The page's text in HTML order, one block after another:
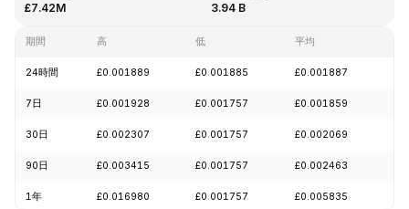
£7.42M 3.94 B
期間 高 低 平均
24時間 £0.001889 £0.001885 £0.001887
7日 £0.001928 £0.001757 £0.001859
30日 £0.002307 £0.001757 £0.002069
90日 £0.003415 £0.001757 £0.002463
1年 £0.016980 £0.001757 £0.005835